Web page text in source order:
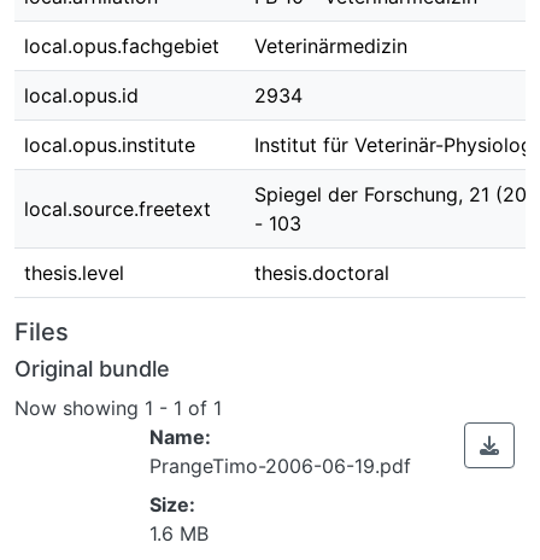
local.opus.fachgebiet Veterinärmedizin
local.opus.id 2934
local.opus.institute Institut für Veterinär-
local.source.freetext
Spiegel der Forschung, 21
- 103
thesis.level thesis.doctoral
Files
Original bundle
Now showing 1 - 1 of 1
Name:
PrangeTimo-2006-06-19.pdf
Size:
1.6 MB